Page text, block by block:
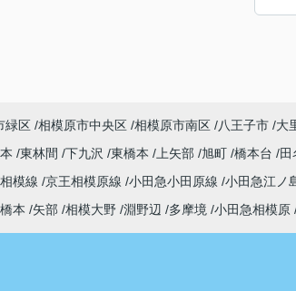
誰でもも
緑区 相模原市中央区 相模原市南区 八王子市 大
東林間 下九沢 東橋本 上矢部 旭町 橋本台 田
相模線 京王相模原線 小田急小田原線 小田急江ノ
本 矢部 相模大野 淵野辺 多摩境 小田急相模原